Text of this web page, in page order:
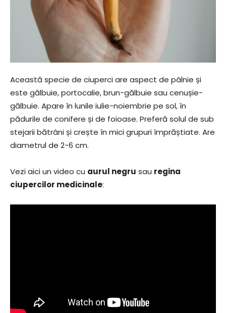
Această specie de ciuperci are aspect de pâlnie și
este gălbuie, portocalie, brun-gălbuie sau cenușie-
gălbuie. Apare în lunile iulie-noiembrie pe sol, în
pădurile de conifere și de foioase. Preferă solul de sub
stejarii bătrâni și crește în mici grupuri împrăștiate. Are
diametrul de 2-6 cm.
Vezi aici un video cu aurul negru sau regina
ciupercilor medicinale: